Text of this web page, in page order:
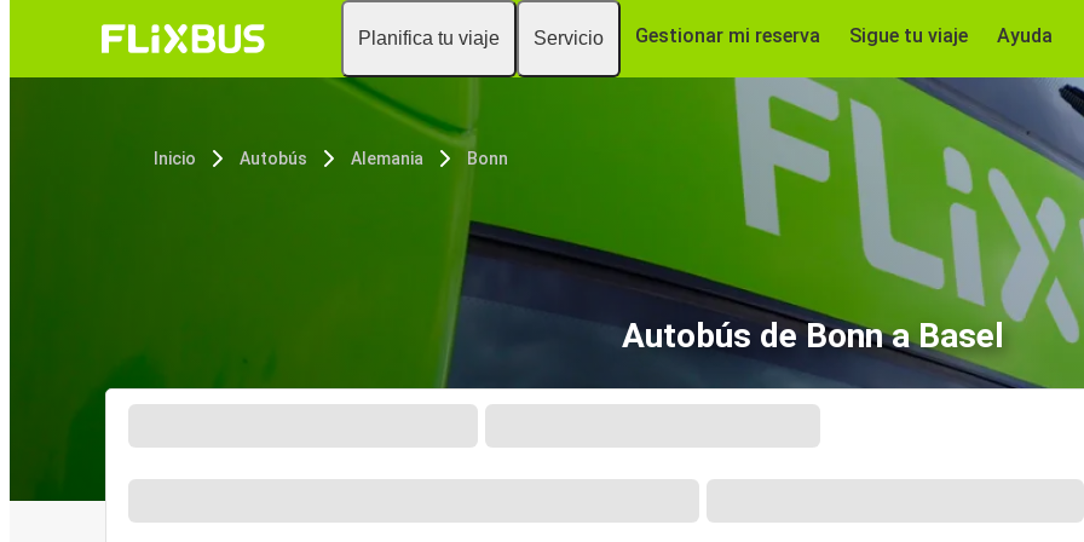
Planifica tu viaje Servicio Gestionar mi reserva Sigue tu viaje Ayuda
Inicio Autobús Alemania Bonn
Autobús de Bonn a Basel